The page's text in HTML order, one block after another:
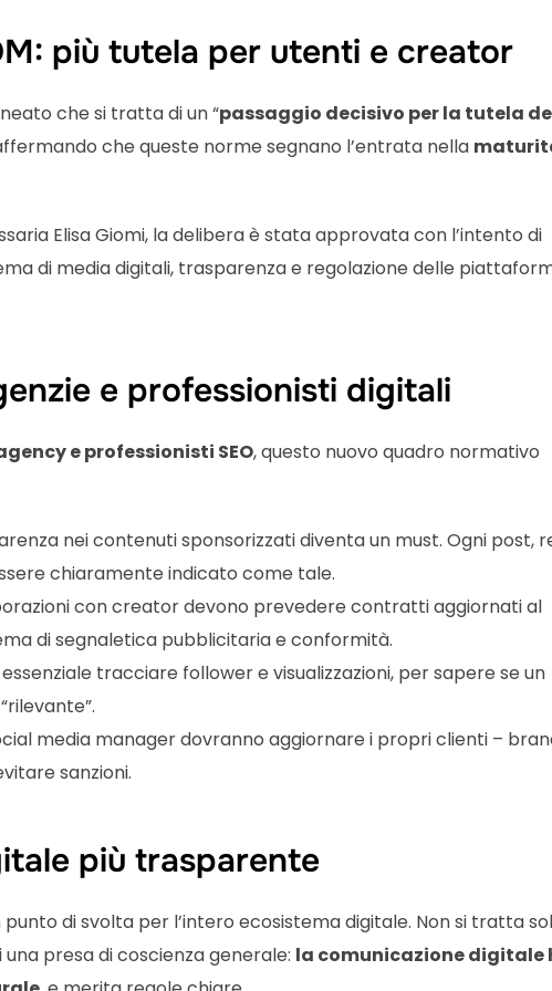
più tutela per utenti e creator
che si tratta di un “passaggio decisivo per la tutela
che queste norme segnano l’entrata nella
Elisa Giomi, la delibera è stata approvata con l’intento di
di media digitali, trasparenza e regolazione delle
e professionisti digitali
e professionisti SEO, questo nuovo quadro normativo
nei contenuti sponsorizzati diventa un must. Ogni post,
chiaramente indicato come tale.
con creator devono prevedere contratti aggiornati al
di segnaletica pubblicitaria e conformità.
tracciare follower e visualizzazioni, per sapere se un
media manager dovranno aggiornare i propri clienti –
sanzioni.
più trasparente
punto di svolta per l’intero ecosistema digitale. Non si tratta
presa di coscienza generale: la comunicazione digitale